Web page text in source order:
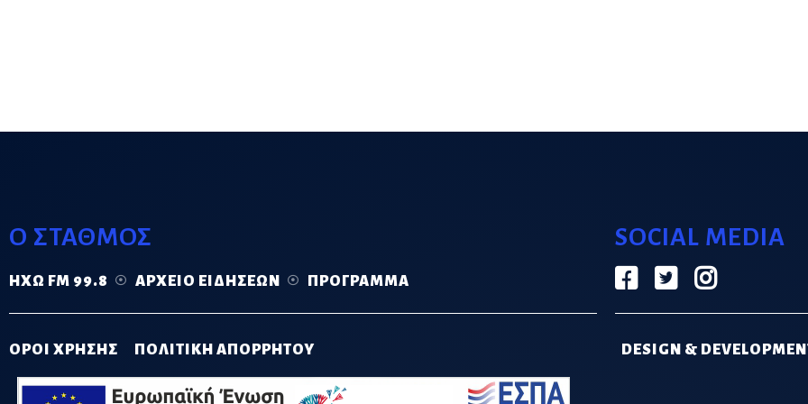
Ο ΣΤΑΘΜΟΣ
ΗΧΏ FM 99.8 ΑΡΧΕΊΟ ΕΙΔΉΣΕΩΝ ΠΡΌΓΡΑΜΜΑ
SOCIAL MEDIA
ΟΡΟΙ ΧΡΗΣΗΣ ΠΟΛΙΤΙΚΗ ΑΠΟΡΡΗΤΟΥ DESIGN &